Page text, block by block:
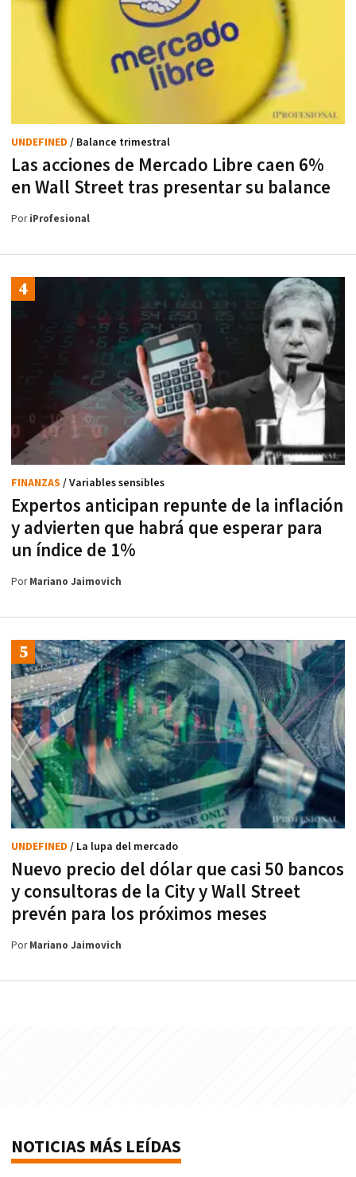
Las acciones de Mercado Libre caen 6%
en Wall Street tras presentar su balance
UNDEFINED / Balance trimestral
PoriProfesional
Expertos anticipan repunte de la inflación
y advierten que habrá que esperar para
un índice de 1%
FINANZAS / Variables sensibles
PorMariano Jaimovich
Nuevo precio del dólar que casi 50 bancos
y consultoras de la City y Wall Street
prevén para los próximos meses
UNDEFINED / La lupa del mercado
PorMariano Jaimovich
NOTICIAS MÁS LEÍDAS